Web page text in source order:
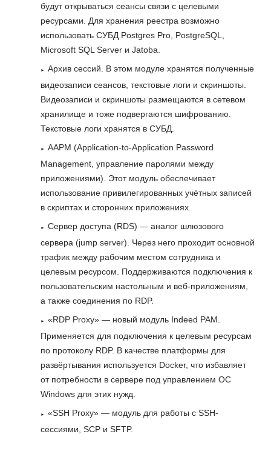
будут открываться сеансы связи с целевыми
ресурсами. Для хранения реестра возможно
использовать СУБД Postgres Pro, PostgreSQL,
Microsoft SQL Server и Jatoba.
Архив сессий. В этом модуле хранятся полученные
видеозаписи сеансов, текстовые логи и скриншоты.
Видеозаписи и скриншоты размещаются в сетевом
хранилище и тоже подвергаются шифрованию.
Текстовые логи хранятся в СУБД.
АAPM (Application-to-Application Password
Management, управление паролями между
приложениями). Этот модуль обеспечивает
использование привилегированных учётных записей
в скриптах и сторонних приложениях.
Сервер доступа (RDS) — аналог шлюзового
сервера (jump server). Через него проходит основной
трафик между рабочим местом сотрудника и
целевым ресурсом. Поддерживаются подключения к
пользовательским настольным и веб-приложениям,
а также соединения по RDP.
«RDP Proxy» — новый модуль Indeed PAM.
Применяется для подключения к целевым ресурсам
по протоколу RDP. В качестве платформы для
развёртывания используется Docker, что избавляет
от потребности в сервере под управлением ОС
Windows для этих нужд.
«SSH Proxy» — модуль для работы с SSH-
сессиями, SCP и SFTP.